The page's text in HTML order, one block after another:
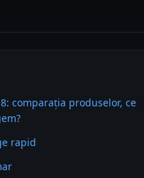
comparația produselor, ce
rapid